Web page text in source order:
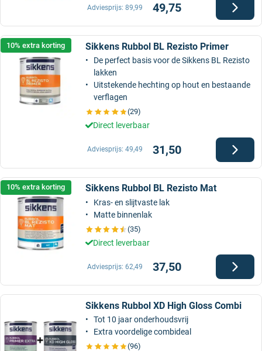
49,75
Adviesprijs: 89,99
10% extra korting Sikkens Rubbol BL Rezisto Primer
De perfect basis voor de Sikkens BL Rezisto
lakken
Uitstekende hechting op hout en bestaande
verflagen
(29)
Direct leverbaar
31,50
Adviesprijs: 49,49
10% extra korting Sikkens Rubbol BL Rezisto Mat
Kras- en slijtvaste lak
Matte binnenlak
(35)
Direct leverbaar
37,50
Adviesprijs: 62,49
Sikkens Rubbol XD High Gloss Combi
Tot 10 jaar onderhoudsvrij
Extra voordelige combideal
(96)